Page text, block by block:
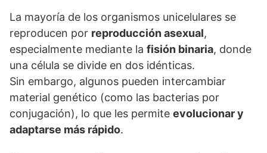
La mayoría de los organismos unicelulares se
reproducen por reproducción asexual,
especialmente mediante la fisión binaria, donde
una célula se divide en dos idénticas.
Sin embargo, algunos pueden intercambiar
material genético (como las bacterias por
conjugación), lo que les permite evolucionar y
adaptarse más rápido.